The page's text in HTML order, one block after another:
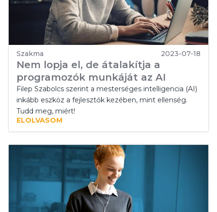
Szakma 2023-07-18
Nem lopja el, de átalakítja a
programozók munkáját az AI
Filep Szabolcs szerint a mesterséges intelligencia (AI)
inkább eszköz a fejlesztők kezében, mint ellenség.
Tudd meg, miért!
ELOLVASOM